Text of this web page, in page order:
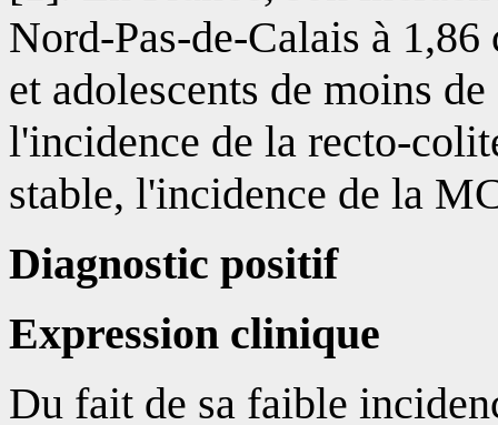
Nord-Pas-de-Calais à
et adolescents de moins
l'incidence de la recto-
stable, l'incidence de la
Diagnostic positif
Expression clinique
Du fait de sa faible